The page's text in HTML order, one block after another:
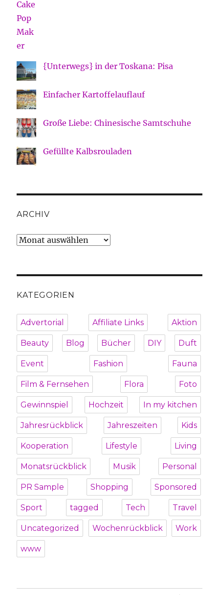
{Unterwegs} in der Toskana: Pisa
Einfacher Kartoffelauflauf
Große Liebe: Chinesische Samtschuhe
Gefüllte Kalbsrouladen
ARCHIV
Archiv
KATEGORIEN
Advertorial Affiliate Links Aktion
Beauty Blog Bücher DIY Duft
Event Fashion Fauna
Film & Fernsehen Flora Foto
Gewinnspiel Hochzeit In my kitchen
Jahresrückblick Jahreszeiten Kids
Kooperation Lifestyle Living
Monatsrückblick Musik Personal
PR Sample Shopping Sponsored
Sport tagged Tech Travel
Uncategorized Wochenrückblick Work
www